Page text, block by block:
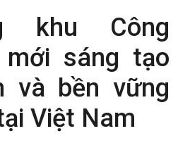
khu Công
sáng tạo
và bền vững
Việt Nam